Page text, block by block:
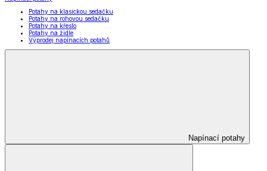
Potahy na klasickou sedačku
Potahy na rohovou sedačku
Potahy na křeslo
Potahy na židle
Výprodej napínacích potahů
Napínací potahy